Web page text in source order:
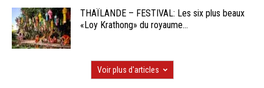
THAÏLANDE – FESTIVAL: Les six plus beaux
«Loy Krathong» du royaume...
Voir plus d'articles